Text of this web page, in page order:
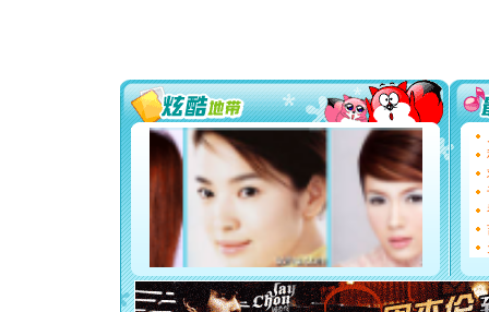
你太多，
要平安
[圣诞节]
能正大
都要快乐
[圣诞节]
如意,快
[元旦]
看
断电。
你是我
[元旦]
起；二是
离。水晶